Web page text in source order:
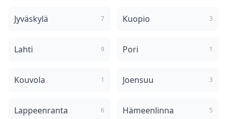
Jyväskylä 7 Kuopio 3
Lahti 9 Pori 1
Kouvola 1 Joensuu 3
Lappeenranta 6 Hämeenlinna 5